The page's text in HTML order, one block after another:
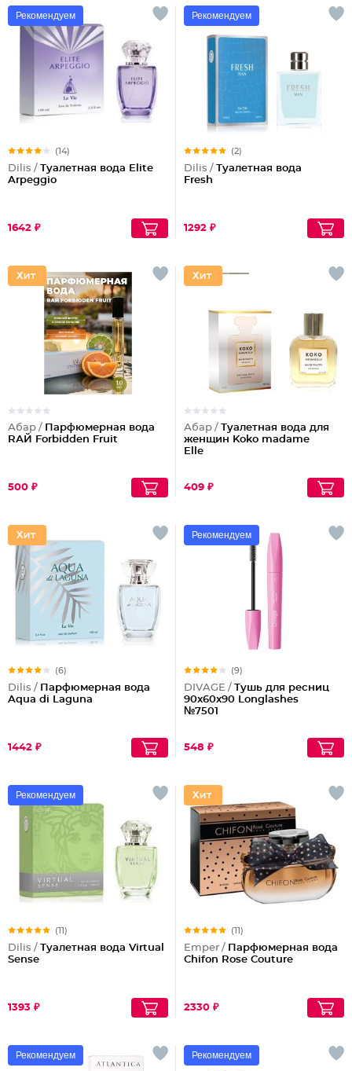
Рекомендуем
(14)
Dilis / Туалетная вода Elite
Arpeggio
1642 ₽
Рекомендуем
(2)
Dilis / Туалетная вода
Fresh
1292 ₽
Абар / Парфюмерная вода
RАЙ Forbidden Fruit
500 ₽
Абар / Туалетная вода для
женщин Koko madame
Elle
409 ₽
(6)
Dilis / Парфюмерная вода
Aqua di Laguna
1442 ₽
Рекомендуем
(9)
DIVAGE / Тушь для ресниц
90x60x90 Longlashes
№7501
548 ₽
Рекомендуем
(11)
Dilis / Туалетная вода Virtual
Sense
1393 ₽
(11)
Emper / Парфюмерная вода
Chifon Rose Couture
2330 ₽
Рекомендуем Рекомендуем